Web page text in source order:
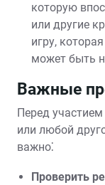
которую
или другие
игру,
может быть
Важные
Перед
или любой
важно⁚
Проверить